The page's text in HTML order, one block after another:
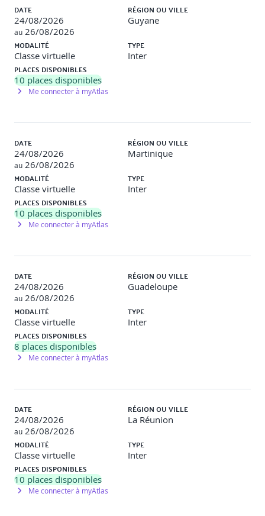
Organisation de la logique métier
5. Gestion des données & API REST
HTTPClient : requêtes GET, POST, PUT, DELETE
Gestion des erreurs et observables
Manipulation de données et flux asynchrones
6. Routing & navigation
Mise en place du routage
Navigation entre pages et paramètres de routes
Routes imbriquées et lazy loading
7. Formulaires & validation
Formulaires template-driven
Formulaires réactifs (Reactive Forms)
Validation et messages d’erreurs
Soumission et traitement des données
8. Tests & optimisation
Introduction aux tests unitaires Angular
Tests de composants et services
Bonnes pratiques de performance
Débogage avec Angular DevTools
9. Projet fil rouge
DATE
24/08/2026
au 26/08/2026
RÉGION OU VILLE
Guyane
MODALITÉ
Classe virtuelle
TYPE
Inter
PLACES DISPONIBLES
10 places disponibles
Me connecter à myAtlas
DATE
24/08/2026
au 26/08/2026
RÉGION OU VILLE
Martinique
MODALITÉ
Classe virtuelle
TYPE
Inter
PLACES DISPONIBLES
10 places disponibles
Me connecter à myAtlas
DATE
24/08/2026
au 26/08/2026
RÉGION OU VILLE
Guadeloupe
MODALITÉ
Classe virtuelle
TYPE
Inter
PLACES DISPONIBLES
8 places disponibles
Me connecter à myAtlas
DATE
24/08/2026
au 26/08/2026
RÉGION OU VILLE
La Réunion
MODALITÉ
Classe virtuelle
TYPE
Inter
PLACES DISPONIBLES
10 places disponibles
Me connecter à myAtlas